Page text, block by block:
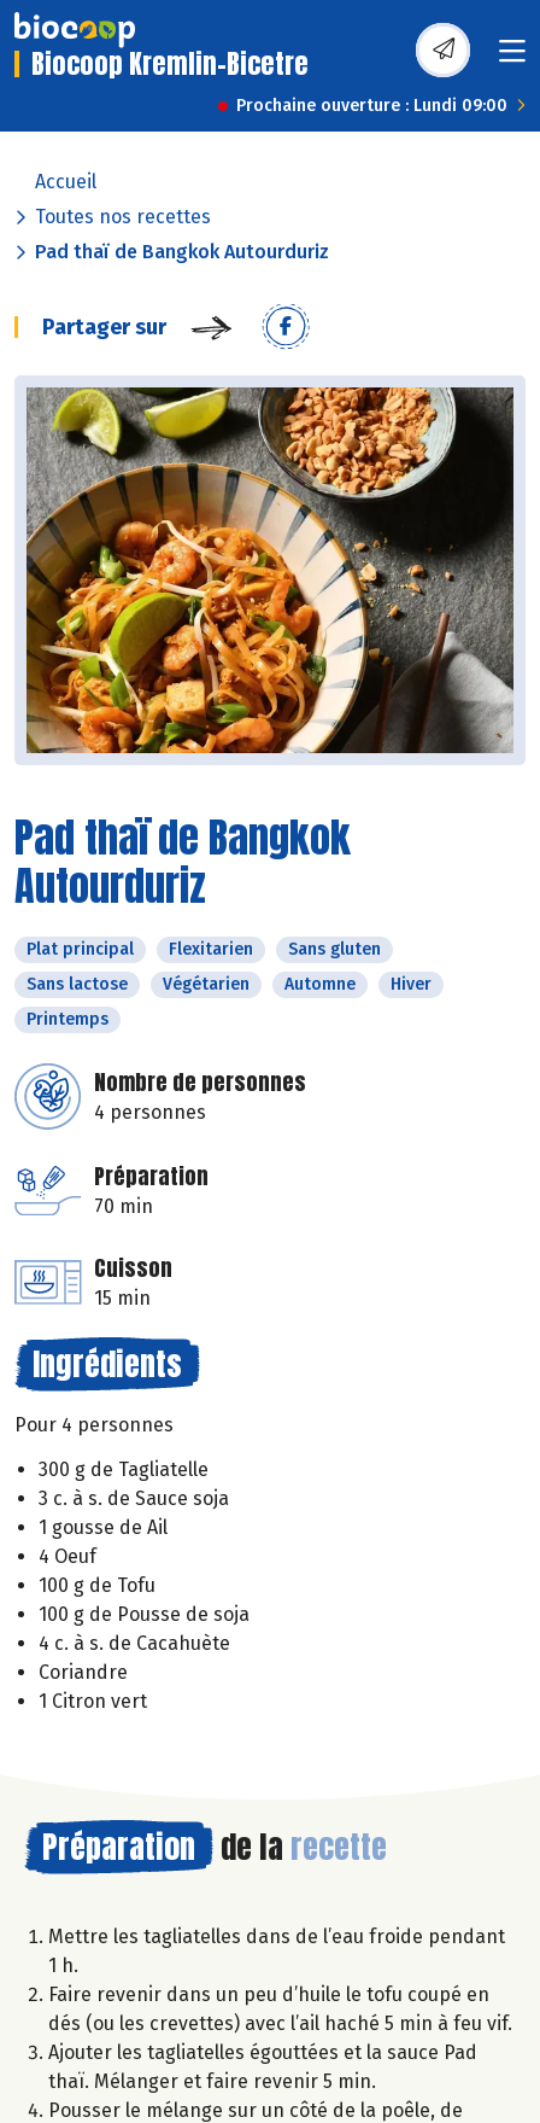
Biocoop Kremlin-Bicetre
Prochaine ouverture : Lundi 09:00
Accueil
Toutes nos recettes
Pad thaï de Bangkok Autourduriz
Partager sur
Pad thaï de Bangkok
Autourduriz
Plat principal Flexitarien
Sans gluten
Sans lactose
Végétarien Automne
Hiver
Printemps
Nombre de personnes
4 personnes
Préparation
70 min
Cuisson
15 min
Ingrédients
Pour 4 personnes
300 g de Tagliatelle
3 c. à s. de Sauce soja
1 gousse de Ail
4 Oeuf
100 g de Tofu
100 g de Pousse de soja
4 c. à s. de Cacahuète
Coriandre
1 Citron vert
Préparation de la recette
Mettre les tagliatelles dans de l’eau froide pendant
1 h.
Faire revenir dans un peu d’huile le tofu coupé en
dés (ou les crevettes) avec l’ail haché 5 min à feu vif.
Ajouter les tagliatelles égouttées et la sauce Pad
thaï. Mélanger et faire revenir 5 min.
Pousser le mélange sur un côté de la poêle, de